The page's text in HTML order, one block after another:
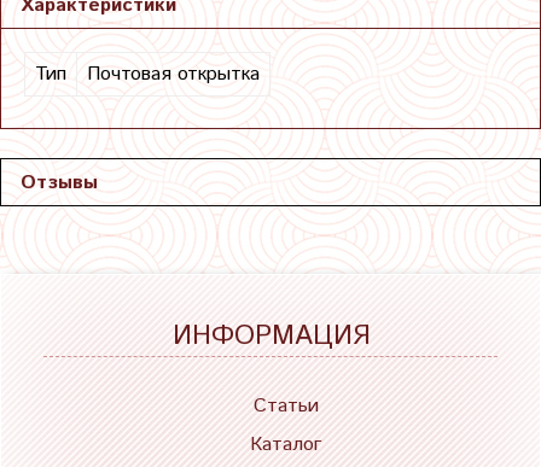
Характеристики
Тип Почтовая открытка
Отзывы
ИНФОРМАЦИЯ
Статьи
Каталог